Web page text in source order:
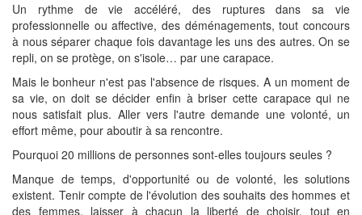
Un rythme de vie accéléré, des ruptures dans sa vie
professionnelle ou affective, des déménagements, tout concours
à nous séparer chaque fois davantage les uns des autres. On se
repli, on se protège, on s'isole… par une carapace.
Mais le bonheur n'est pas l'absence de risques. A un moment de
sa vie, on doit se décider enfin à briser cette carapace qui ne
nous satisfait plus. Aller vers l'autre demande une volonté, un
effort même, pour aboutir à sa rencontre.
Pourquoi 20 millions de personnes sont-elles toujours seules ?
Manque de temps, d'opportunité ou de volonté, les solutions
existent. Tenir compte de l'évolution des souhaits des hommes et
des femmes, laisser à chacun la liberté de choisir, tout en